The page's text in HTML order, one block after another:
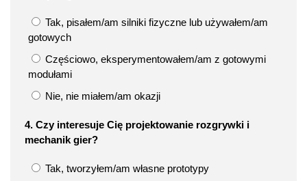
Tak, pisałem/am silniki fizyczne lub używałem/am
gotowych
Częściowo, eksperymentowałem/am z gotowymi
modułami
Nie, nie miałem/am okazji
4. Czy interesuje Cię projektowanie rozgrywki i
mechanik gier?
Tak, tworzyłem/am własne prototypy